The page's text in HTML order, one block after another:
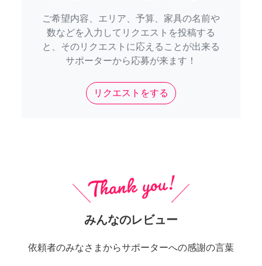
ご希望内容、エリア、予算、家具の名前や
数などを入力してリクエストを投稿する
と、そのリクエストに応えることが出来る
サポーターから応募が来ます！
リクエストをする
みんなのレビュー
依頼者のみなさまからサポーターへの感謝の言葉